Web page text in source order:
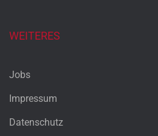
WEITERES
Jobs
Impressum
Datenschutz